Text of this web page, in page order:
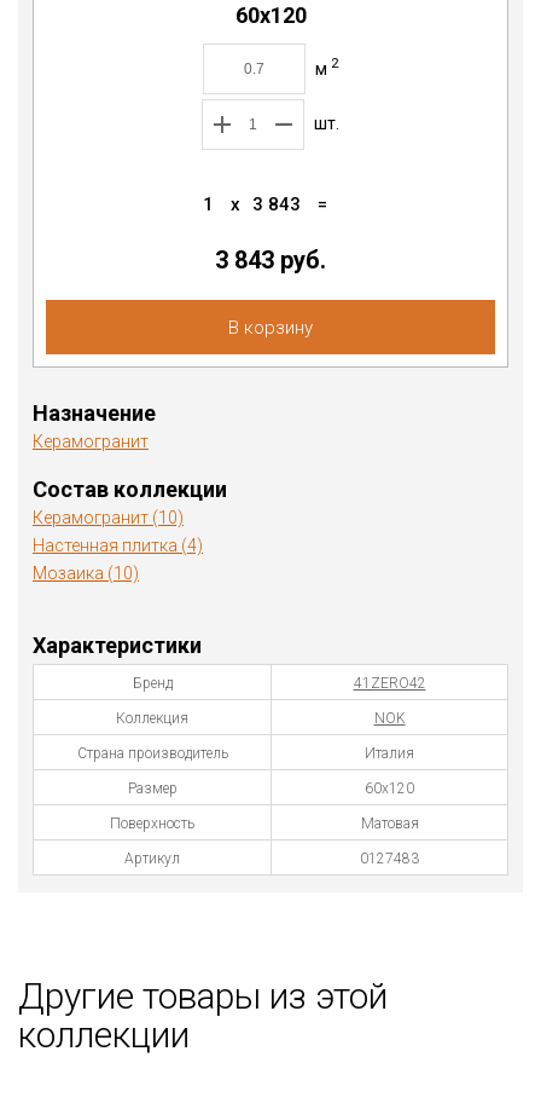
60x120
м 2
шт.
1 x 3 843 =
3 843 руб.
В корзину
Назначение
Керамогранит
Состав коллекции
Керамогранит (10)
Настенная плитка (4)
Мозаика (10)
Характеристики
Бренд 41ZERO42
Коллекция NOK
Страна производитель Италия
Размер 60x120
Поверхность Матовая
Артикул 0127483
Другие товары из этой
коллекции